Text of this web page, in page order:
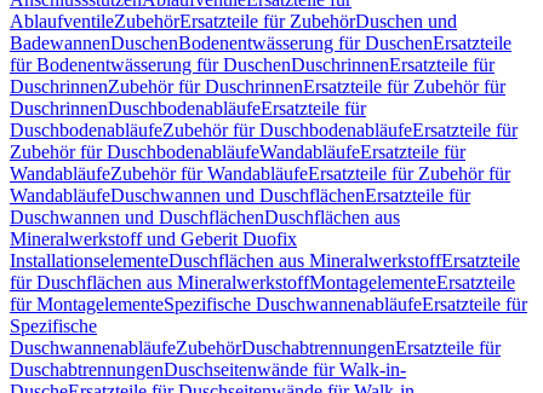
AblaufventileZubehörErsatzteile für ZubehörDuschen und
BadewannenDuschenBodenentwässerung für DuschenErsatzteile
für Bodenentwässerung für DuschenDuschrinnenErsatzteile für
DuschrinnenZubehör für DuschrinnenErsatzteile für Zubehör für
DuschrinnenDuschbodenabläufeErsatzteile für
DuschbodenabläufeZubehör für DuschbodenabläufeErsatzteile für
Zubehör für DuschbodenabläufeWandabläufeErsatzteile für
WandabläufeZubehör für WandabläufeErsatzteile für Zubehör für
WandabläufeDuschwannen und DuschflächenErsatzteile für
Duschwannen und DuschflächenDuschflächen aus
Mineralwerkstoff und Geberit Duofix
InstallationselementeDuschflächen aus MineralwerkstoffErsatzteile
für Duschflächen aus MineralwerkstoffMontagelementeErsatzteile
für MontagelementeSpezifische DuschwannenabläufeErsatzteile für
Spezifische
DuschwannenabläufeZubehörDuschabtrennungenErsatzteile für
DuschabtrennungenDuschseitenwände für Walk-in-